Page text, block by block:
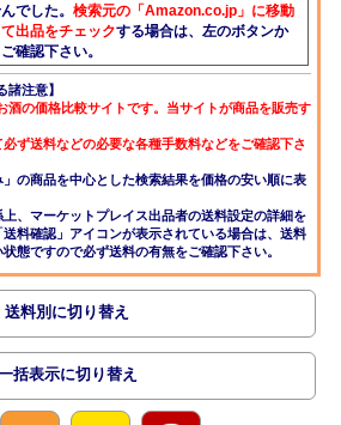
でした。 検索元の「Amazon.co.jp」に移動
て出品をチェックする場合は、左のボタンか
確認下さい。
諸注意】
の価格比較サイトです。当サイトが商品を販売す
ず送料などの必要な各種手数料などをご確認下さ
の商品を中心とした検索結果を価格の安い順に表
、マーケットプレイス出品者の送料設定の詳細を
料確認」アイコンが表示されている場合は、送料
態ですので必ず送料の有無をご確認下さい。
送料別に切り替え
括表示に切り替え